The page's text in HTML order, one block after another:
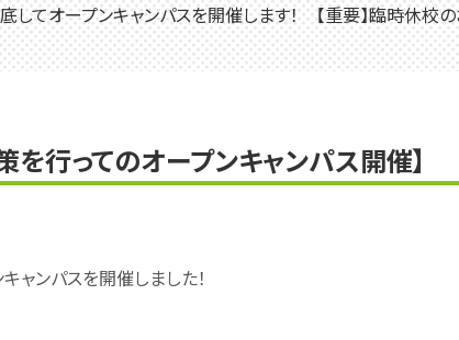
てオープンキャンパスを開催します！ 【重要】臨時休校
を行ってのオープンキャンパス開催】
ャンパスを開催しました！